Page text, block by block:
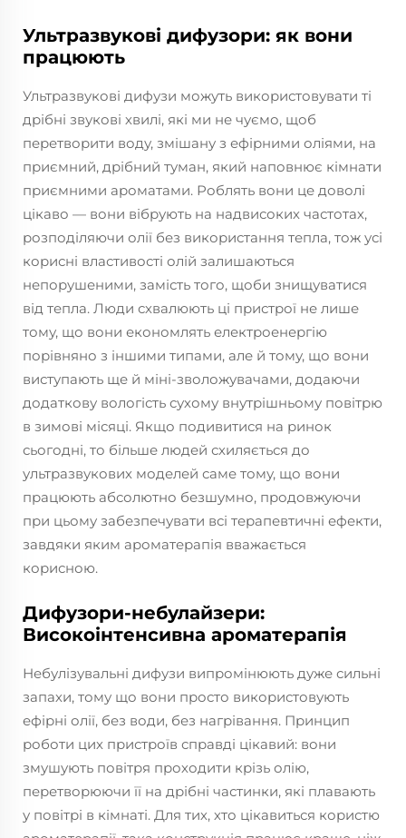
Ультразвукові дифузори: як вони
працюють
Ультразвукові дифузи можуть використовувати ті
дрібні звукові хвилі, які ми не чуємо, щоб
перетворити воду, змішану з ефірними оліями, на
приємний, дрібний туман, який наповнює кімнати
приємними ароматами. Роблять вони це доволі
цікаво — вони вібрують на надвисоких частотах,
розподіляючи олії без використання тепла, тож усі
корисні властивості олій залишаються
непорушеними, замість того, щоби знищуватися
від тепла. Люди схвалюють ці пристрої не лише
тому, що вони економлять електроенергію
порівняно з іншими типами, але й тому, що вони
виступають ще й міні-зволожувачами, додаючи
додаткову вологість сухому внутрішньому повітрю
в зимові місяці. Якщо подивитися на ринок
сьогодні, то більше людей схиляється до
ультразвукових моделей саме тому, що вони
працюють абсолютно безшумно, продовжуючи
при цьому забезпечувати всі терапевтичні ефекти,
завдяки яким ароматерапія вважається
корисною.
Дифузори-небулайзери:
Високоінтенсивна ароматерапія
Небулізувальні дифузи випромінюють дуже сильні
запахи, тому що вони просто використовують
ефірні олії, без води, без нагрівання. Принцип
роботи цих пристроїв справді цікавий: вони
змушують повітря проходити крізь олію,
перетворюючи її на дрібні частинки, які плавають
у повітрі в кімнаті. Для тих, хто цікавиться користю